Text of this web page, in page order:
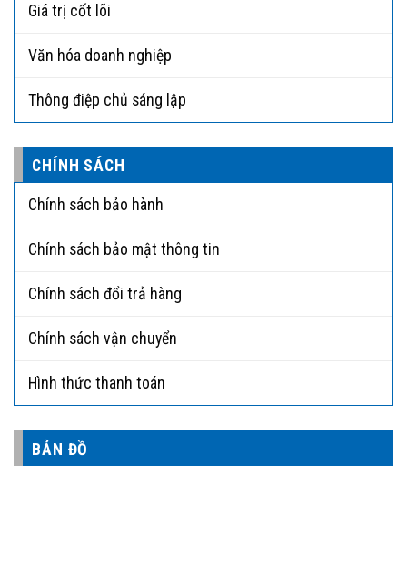
Giá trị cốt lõi
Văn hóa doanh nghiệp
Thông điệp chủ sáng lập
CHÍNH SÁCH
Chính sách bảo hành
Chính sách bảo mật thông tin
Chính sách đổi trả hàng
Chính sách vận chuyển
Hình thức thanh toán
BẢN ĐỒ